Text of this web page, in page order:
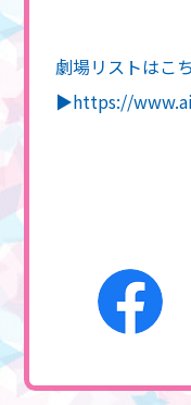
劇場リストはこ
▶️https://